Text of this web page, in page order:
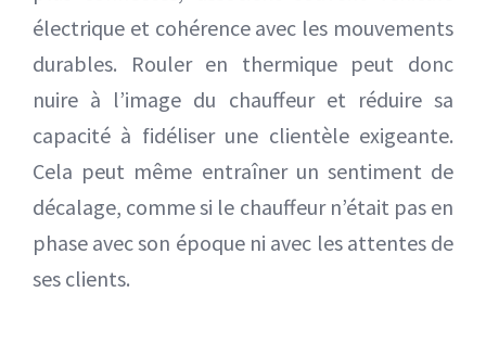
électrique et cohérence avec les mouvements
durables. Rouler en thermique peut donc
nuire à l’image du chauffeur et réduire sa
capacité à fidéliser une clientèle exigeante.
Cela peut même entraîner un sentiment de
décalage, comme si le chauffeur n’était pas en
phase avec son époque ni avec les attentes de
ses clients.